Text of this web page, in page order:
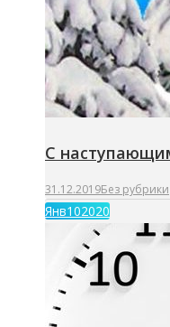
С
31.12.2019Без рубрики
Янв102020